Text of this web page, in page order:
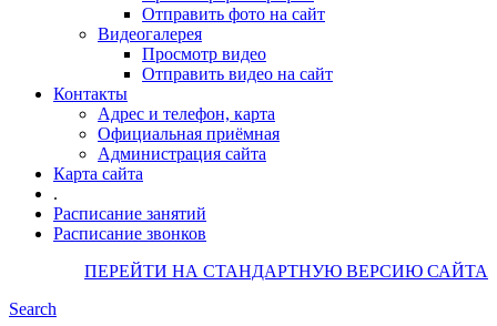
Отправить фото на сайт
Видеогалерея
Просмотр видео
Отправить видео на сайт
Контакты
Адрес и телефон, карта
Официальная приёмная
Администрация сайта
Карта сайта
.
Расписание занятий
Расписание звонков
ПЕРЕЙТИ НА СТАНДАРТНУЮ ВЕРСИЮ САЙТА
Search